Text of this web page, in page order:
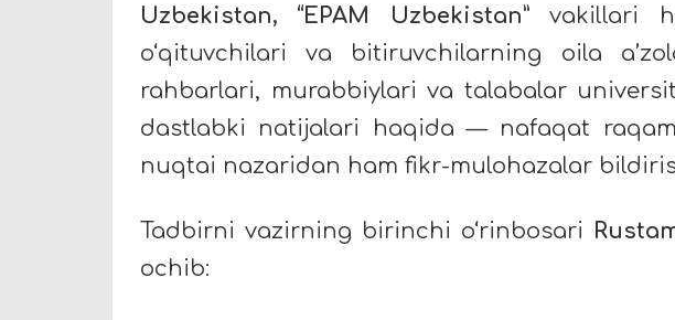
Uzbekistan, “EPAM Uzbekistan”vakillari
o‘qituvchilari va bitiruvchilarning oila
rahbarlari, murabbiylari va talabalar
dastlabki natijalari haqida — nafaqat
nuqtai nazaridan ham fikr-mulohazalar
Tadbirni vazirning birinchi o‘rinbosari
ochib: